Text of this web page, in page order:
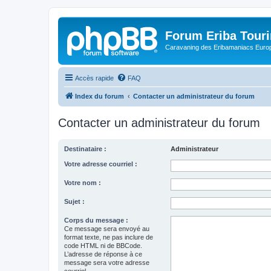
Forum Eriba
Caravaning des Eribamaniacs
Accès rapide FAQ
Index du forum Contacter un administrateur du forum
Contacter un administrateur du forum
Destinataire : Administrateur
Votre adresse courriel :
Votre nom :
Sujet :
Corps du message :
Ce message sera envoyé au
format texte, ne pas inclure de
code HTML ni de BBCode.
L’adresse de réponse à ce
message sera votre adresse